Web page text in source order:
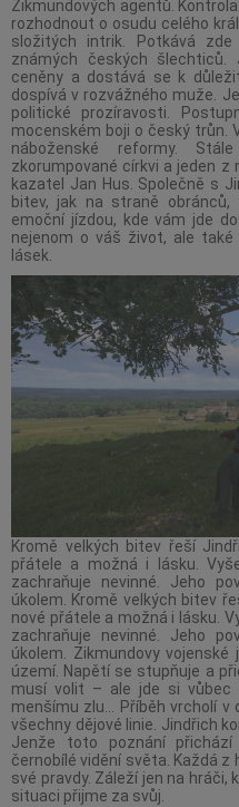
Zikmundových agentů.
rozhodnout o osudu celého
složitých intrik. Potkává
známých českých
ceněny a dostává se k
dospívá v rozvážného muže.
politické prozíravosti.
mocenském boji o český trůn.
náboženské reformy.
zkorumpované církvi a jeden
kazatel Jan Hus. Společně s
bitev, jak na straně
emoční jízdou, kde vám jde
nejenom o váš život, ale
lásek.
Kromě velkých bitev řeší
přátele a možná i lásku.
zachraňuje nevinné. Jeho
úkolem. Kromě velkých bitev
nové přátele a možná i lásku.
zachraňuje nevinné. Jeho
úkolem. Zikmundovy
území. Napětí se stupňuje a
musí volit – ale jde si vůbec
menšímu zlu… Příběh vrcholí v
všechny dějové linie. Jindřich
Jenže toto poznání
černobílé vidění světa. Každá
své pravdy. Záleží jen na
situaci přijme za svůj.